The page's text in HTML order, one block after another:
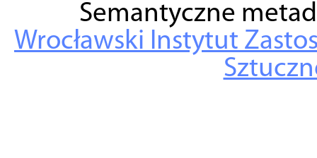
Semantyczne
Wrocławski Instytut